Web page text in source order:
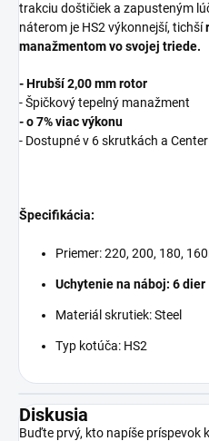
trakciu doštičiek a zapusteným
náterom je HS2 výkonnejší, tichší
manažmentom vo svojej triede.
- Hrubší 2,00 mm rotor
- Špičkový tepelný manažment
- o 7% viac výkonu
- Dostupné v 6 skrutkách a
Špecifikácia:
Priemer: 220, 200, 180,
Uchytenie na náboj: 6 dier
Materiál skrutiek: Steel
Typ kotúča: HS2
Diskusia
Buďte prvý, kto napíše príspevok